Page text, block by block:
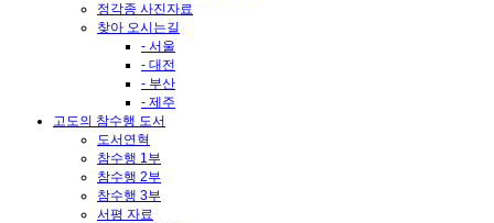
정각종 사진자료
찾아 오시는길
- 서울
- 대전
- 부산
- 제주
고도의 참수행 도서
도서연혁
참수행 1부
참수행 2부
참수행 3부
서평 자료